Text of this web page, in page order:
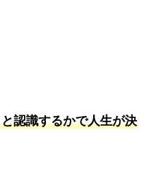
認識するかで人生が決